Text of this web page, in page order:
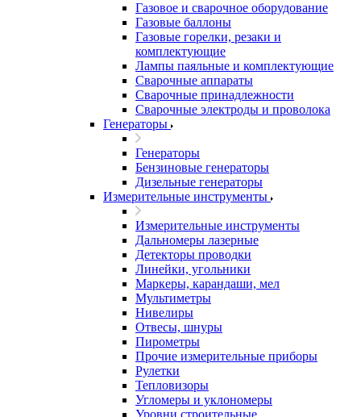
Газовое и сварочное оборудование
Газовые баллоны
Газовые горелки, резаки и
комплектующие
Лампы паяльные и комплектующие
Сварочные аппараты
Сварочные принадлежности
Сварочные электроды и проволока
Генераторы
Генераторы
Бензиновые генераторы
Дизельные генераторы
Измерительные инструменты
Измерительные инструменты
Дальномеры лазерные
Детекторы проводки
Линейки, угольники
Маркеры, карандаши, мел
Мультиметры
Нивелиры
Отвесы, шнуры
Пирометры
Прочие измерительные приборы
Рулетки
Тепловизоры
Угломеры и уклономеры
Уровни строительные